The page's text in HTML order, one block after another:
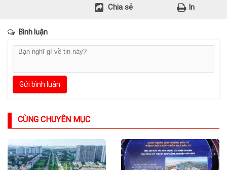
Chia sẻ In
Bình luận
Gửi bình luận
CÙNG CHUYÊN MỤC